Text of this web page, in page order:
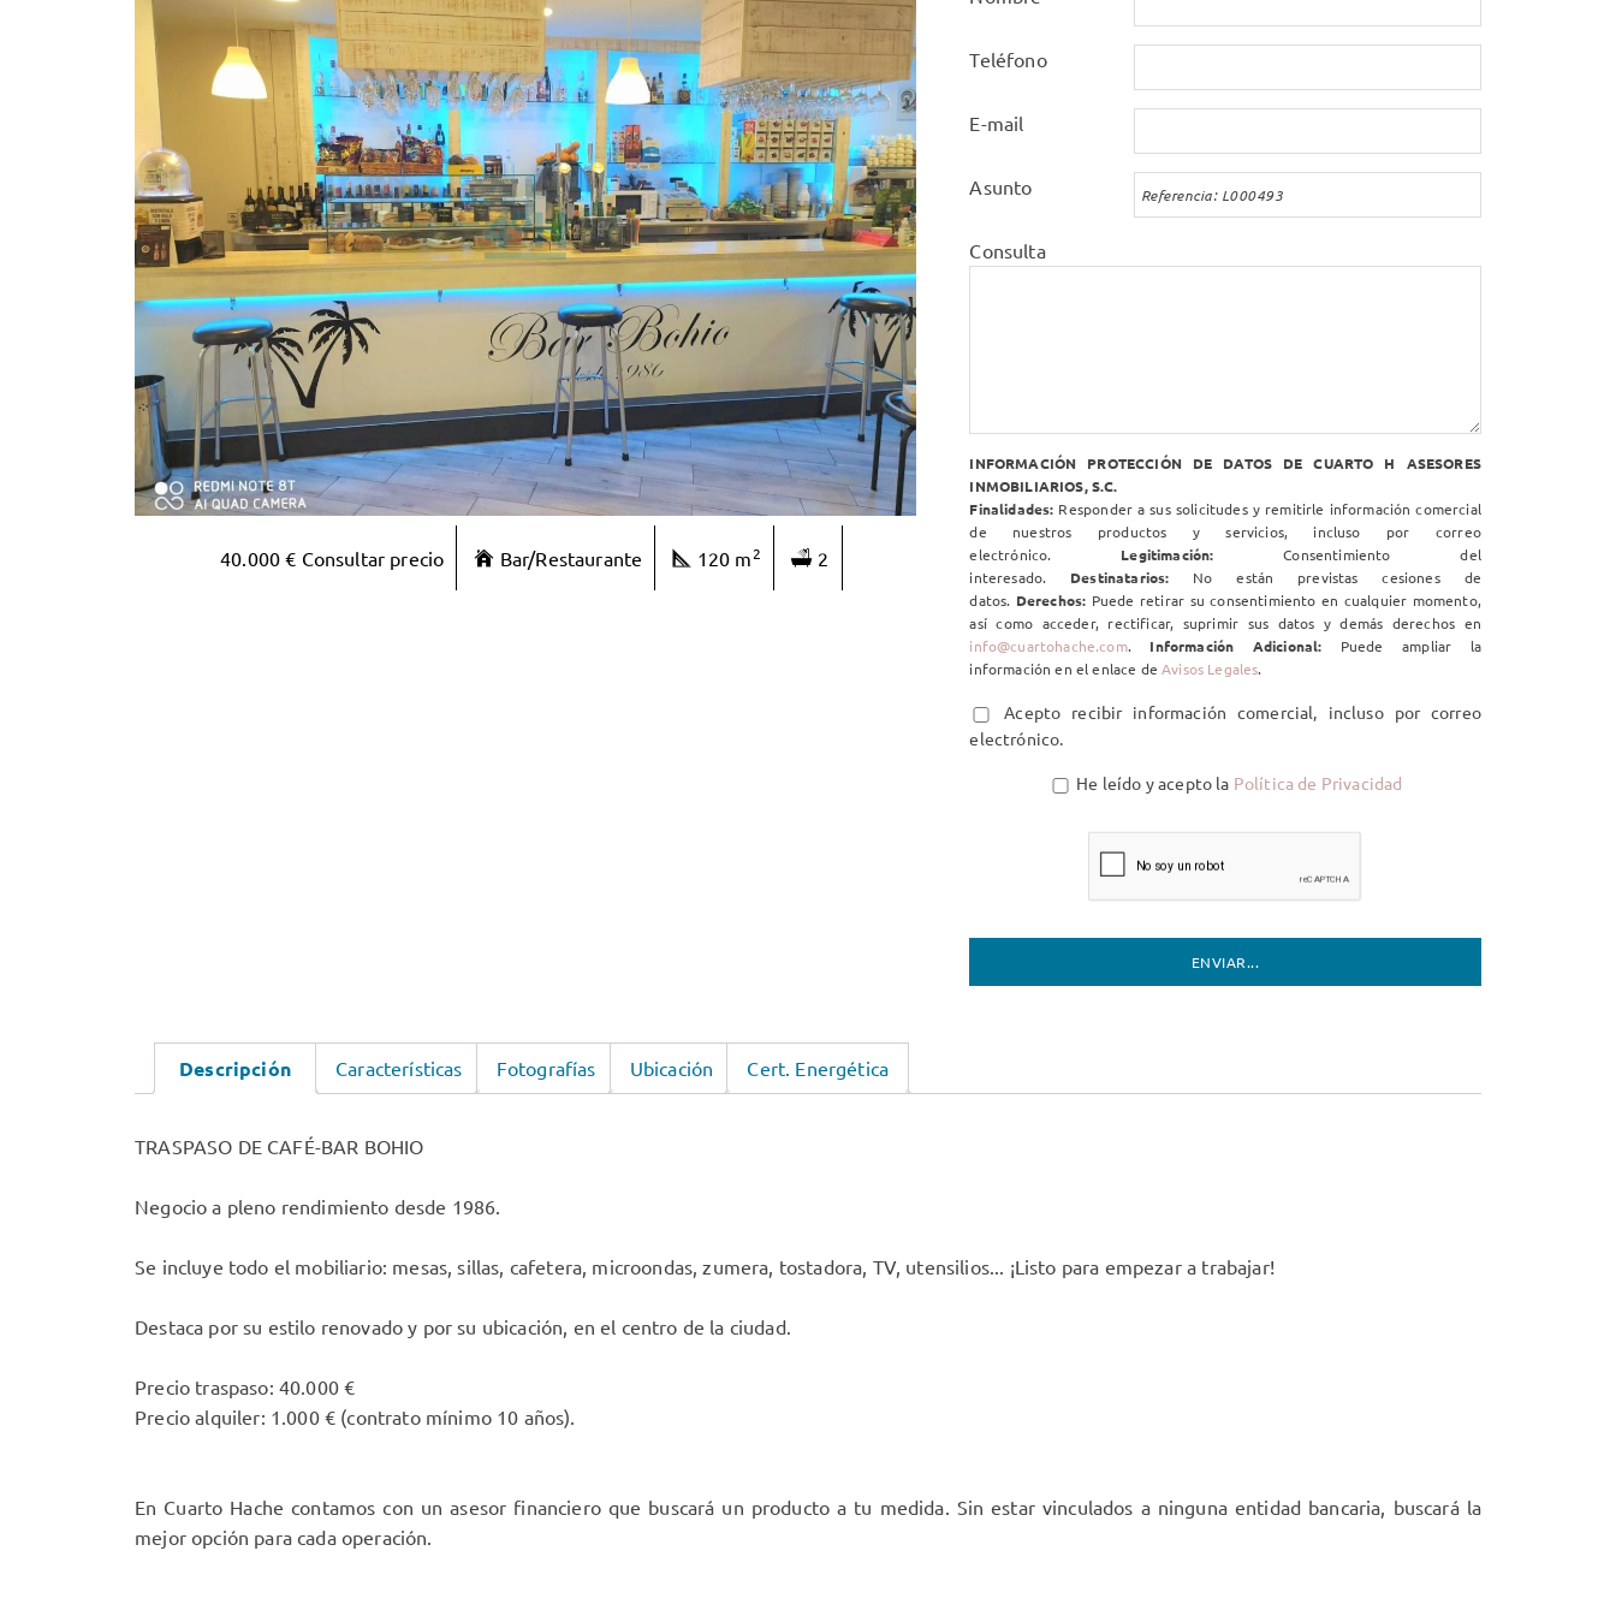
40.000 € Consultar precio Bar/Restaurante 120 m2 2
Teléfono
E-mail
Asunto
Consulta
INFORMACIÓN PROTECCIÓN DE DATOS DE CUARTO H ASESORES
INMOBILIARIOS, S.C.
Finalidades: Responder a sus solicitudes y remitirle información comercial
de nuestros productos y servicios, incluso por correo
electrónico. Legitimación: Consentimiento del
interesado. Destinatarios: No están previstas cesiones de
datos. Derechos: Puede retirar su consentimiento en cualquier momento,
así como acceder, rectificar, suprimir sus datos y demás derechos en
info@cuartohache.com. Información Adicional: Puede ampliar la
información en el enlace deAvisos Legales.
Acepto recibir información comercial, incluso por correo
electrónico.
He leído y acepto la Política de Privacidad
Descripción Características Fotografías Ubicación Cert. Energética
TRASPASO DE CAFÉ-BAR BOHIO
Negocio a pleno rendimiento desde 1986.
Se incluye todo el mobiliario: mesas, sillas, cafetera, microondas, zumera, tostadora, TV, utensilios... ¡Listo para empezar a trabajar!
Destaca por su estilo renovado y por su ubicación, en el centro de la ciudad.
Precio traspaso: 40.000 €
Precio alquiler: 1.000 € (contrato mínimo 10 años).
En Cuarto Hache contamos con un asesor financiero que buscará un producto a tu medida. Sin estar vinculados a ninguna entidad bancaria, buscará la
mejor opción para cada operación.